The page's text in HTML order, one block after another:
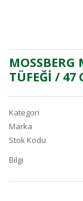
TÜFEĞİ / 47
Kategori
Marka
Stok Kodu
Bilgi